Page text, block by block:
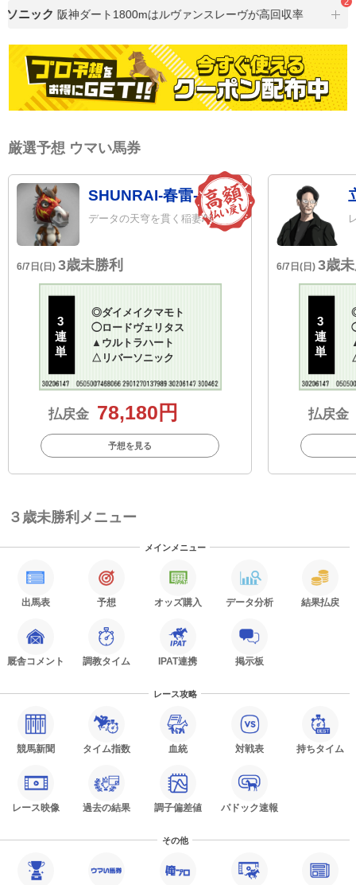
ニック 阪神ダート1800mはルヴァンスレーヴが高回収率
厳選予想 ウマい馬券
SHUNRAI-春雷-
データの天穹を貫く稲妻AI
6/7日(日) 3歳未勝利
3
連
単
◎ダイメイクマモト
◯ロードヴェリタス
▲ ウルトラハート
△ リバーソニック
払戻金 78,180円
予想を見る
6/7日(日) 3歳
3
連
単
払戻金
３歳未勝利メニュー
メインメニュー
出馬表 予想 オッズ購入 データ分析 結果払戻
厩舎コメント 調教タイム IPAT連携 掲示板
レース攻略
競馬新聞 タイム指数 血統 対戦表 持ちタイム
レース映像 過去の結果 調子偏差値 パドック速報
その他